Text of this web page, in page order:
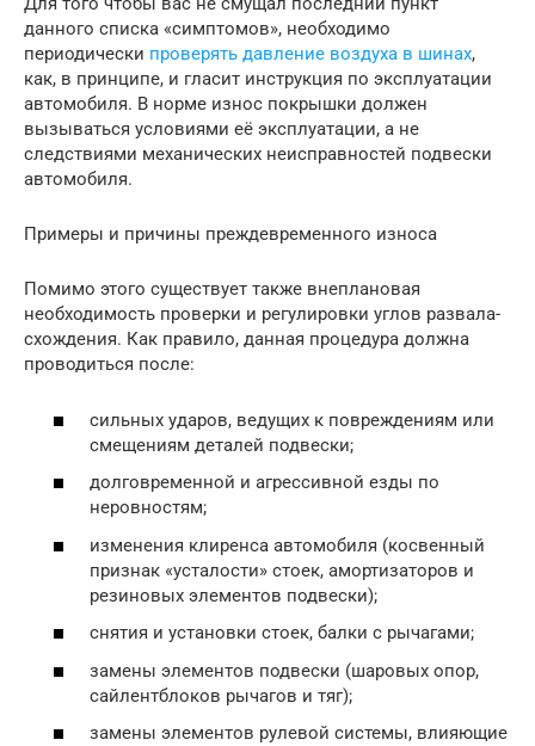
данного списка «симптомов», необходимо
периодически проверять давление воздуха в шинах,
как, в принципе, и гласит инструкция по эксплуатации
автомобиля. В норме износ покрышки должен
вызываться условиями её эксплуатации, а не
следствиями механических неисправностей подвески
автомобиля.
Примеры и причины преждевременного износа
Помимо этого существует также внеплановая
необходимость проверки и регулировки углов развала-
схождения. Как правило, данная процедура должна
проводиться после:
сильных ударов, ведущих к повреждениям или
смещениям деталей подвески;
долговременной и агрессивной езды по
неровностям;
изменения клиренса автомобиля (косвенный
признак «усталости» стоек, амортизаторов и
резиновых элементов подвески);
снятия и установки стоек, балки с рычагами;
замены элементов подвески (шаровых опор,
сайлентблоков рычагов и тяг);
замены элементов рулевой системы, влияющие